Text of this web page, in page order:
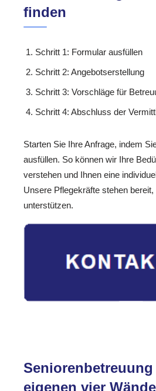
finden
Schritt 1: Formular ausfüllen
Schritt 2: Angebotserstellung
Schritt 3: Vorschläge für
Schritt 4: Abschluss der
Starten Sie Ihre Anfrage, indem
ausfüllen. So können wir Ihre
verstehen und Ihnen eine
Unsere Pflegekräfte stehen
unterstützen.
eigenen vier